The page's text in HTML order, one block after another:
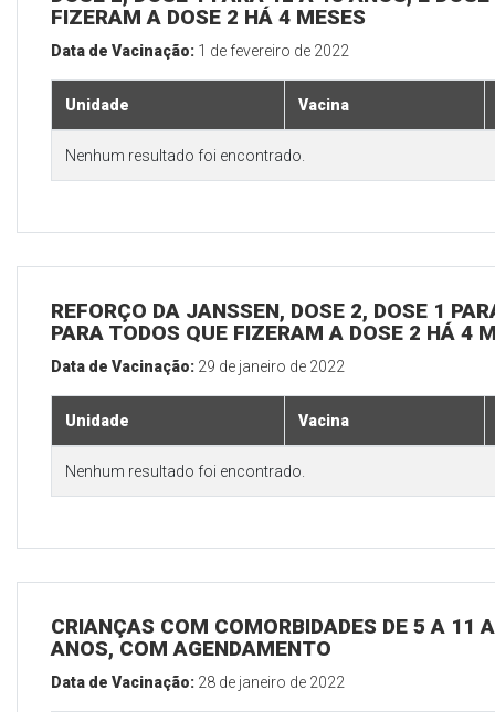
FIZERAM A DOSE 2 HÁ 4 MESES
Data de Vacinação: 1 de fevereiro de 2022
Unidade Vacina
Nenhum resultado foi encontrado.
REFORÇO DA JANSSEN, DOSE 2, DOSE 1
PARA TODOS QUE FIZERAM A DOSE 2 HÁ 4
Data de Vacinação: 29 de janeiro de 2022
Unidade Vacina
Nenhum resultado foi encontrado.
CRIANÇAS COM COMORBIDADES DE 5 A 11
ANOS, COM AGENDAMENTO
Data de Vacinação: 28 de janeiro de 2022